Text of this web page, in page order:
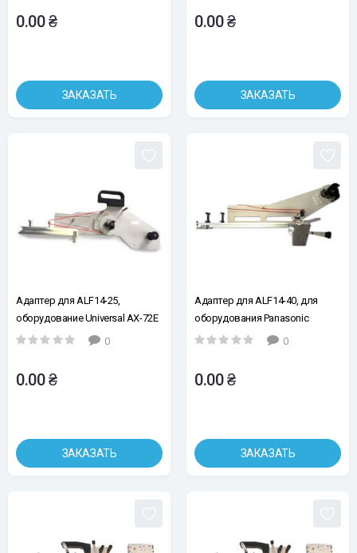
0.00 ₴
ЗАКАЗАТЬ
0.00 ₴
ЗАКАЗАТЬ
Адаптер для ALF14-25,
оборудование Universal AX-72E
& AC-30 S (ALF14-25 Universal
0
0.00 ₴
ЗАКАЗАТЬ
Адаптер для ALF14-40, для
оборудования Panasonic
(ALF14-40-PANA, арт. 310844)
0
0.00 ₴
ЗАКАЗАТЬ